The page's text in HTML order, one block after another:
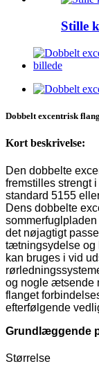
Stille
Dobbelt excentrisk
Kort beskrivelse:
Den dobbelte
fremstilles strengt
standard 5155
Dens dobbelte
det nøjagtigt
tætningsydelse og
kan bruges i vid
og nogle ætsende
flanget
efterfølgende
Grundlæggende
Størrelse